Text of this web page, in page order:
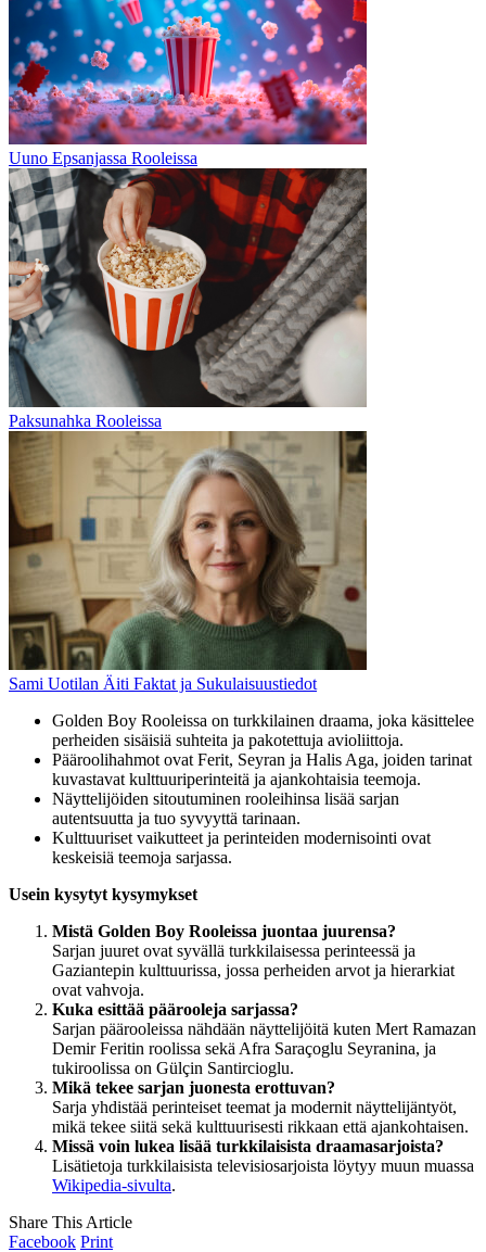
Uuno Epsanjassa Rooleissa
Paksunahka Rooleissa
Sami Uotilan Äiti Faktat ja Sukulaisuustiedot
Golden Boy Rooleissa on turkkilainen draama, joka käsittelee
perheiden sisäisiä suhteita ja pakotettuja avioliittoja.
Pääroolihahmot ovat Ferit, Seyran ja Halis Aga, joiden tarinat
kuvastavat kulttuuriperinteitä ja ajankohtaisia teemoja.
Näyttelijöiden sitoutuminen rooleihinsa lisää sarjan
autentsuutta ja tuo syvyyttä tarinaan.
Kulttuuriset vaikutteet ja perinteiden modernisointi ovat
keskeisiä teemoja sarjassa.
Usein kysytyt kysymykset
Mistä Golden Boy Rooleissa juontaa juurensa?
Sarjan juuret ovat syvällä turkkilaisessa perinteessä ja
Gaziantepin kulttuurissa, jossa perheiden arvot ja hierarkiat
ovat vahvoja.
Kuka esittää päärooleja sarjassa?
Sarjan päärooleissa nähdään näyttelijöitä kuten Mert Ramazan
Demir Feritin roolissa sekä Afra Saraçoglu Seyranina, ja
tukiroolissa on Gülçin Santircioglu.
Mikä tekee sarjan juonesta erottuvan?
Sarja yhdistää perinteiset teemat ja modernit näyttelijäntyöt,
mikä tekee siitä sekä kulttuurisesti rikkaan että ajankohtaisen.
Missä voin lukea lisää turkkilaisista draamasarjoista?
Lisätietoja turkkilaisista televisiosarjoista löytyy muun muassa
Wikipedia-sivulta.
Share This Article
Facebook Print